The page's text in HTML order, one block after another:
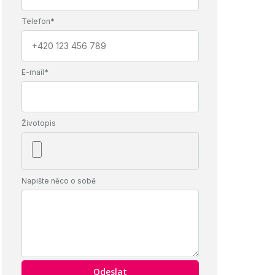
Telefon*
E-mail*
Životopis
Napište něco o sobě